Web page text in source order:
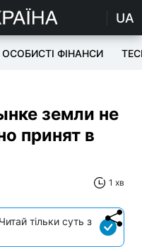
UA
ОСОБИСТІ ФІНАНСИ
земли не
принят в
1 хв
тільки суть з